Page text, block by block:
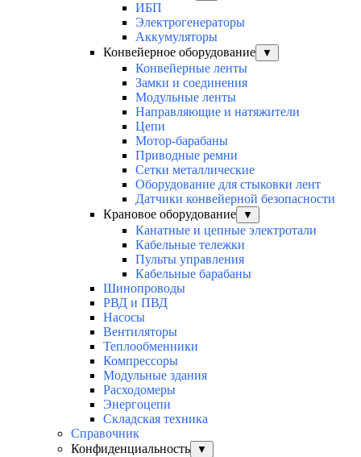
ИБП
Электрогенераторы
Аккумуляторы
Конвейерное оборудование
▼
Конвейерные ленты
Замки и соединения
Модульные ленты
Направляющие и натяжители
Цепи
Мотор-барабаны
Приводные ремни
Сетки металлические
Оборудование для стыковки лент
Датчики конвейерной безопасности
Крановое оборудование
▼
Канатные и цепные электротали
Кабельные тележки
Пульты управления
Кабельные барабаны
Шинопроводы
РВД и ПВД
Насосы
Вентиляторы
Теплообменники
Компрессоры
Модульные здания
Расходомеры
Энергоцепи
Складская техника
Справочник
Конфиденциальность
▼